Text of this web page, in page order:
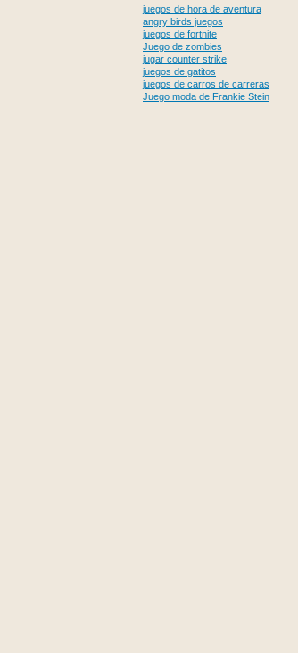
juegos de hora de aventura
angry birds juegos
juegos de fortnite
Juego de zombies
jugar counter strike
juegos de gatitos
juegos de carros de carreras
Juego moda de Frankie Stein